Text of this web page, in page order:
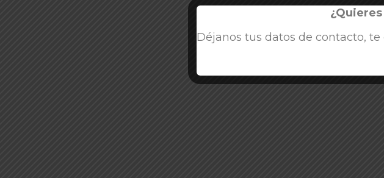
Déjanos tus datos de contacto,